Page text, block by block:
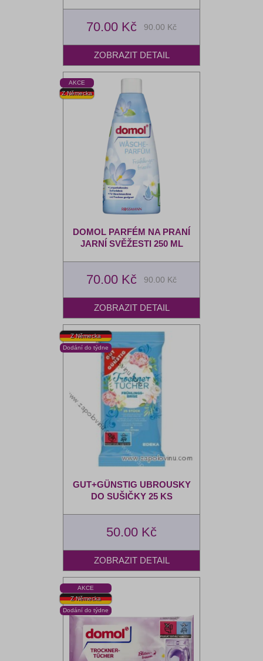
70.00 Kč 90.00 Kč
DOMOL PARFÉM NA PRANÍ
JARNÍ SVĚŽESTI 250 ML
70.00 Kč 90.00 Kč
GUT+GÜNSTIG UBROUSKY
DO SUŠIČKY 25 KS
50.00 Kč